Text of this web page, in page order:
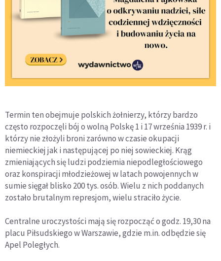
Termin ten obejmuje polskich żołnierzy, którzy bardzo
często rozpoczęli bój o wolną Polskę 1 i 17 września 1939 r. i
którzy nie złożyli broni zarówno w czasie okupacji
niemieckiej jak i następującej po niej sowieckiej. Krąg
zmieniających się ludzi podziemia niepodległościowego
oraz konspiracji młodzieżowej w latach powojennych w
sumie sięgał blisko 200 tys. osób. Wielu z nich poddanych
zostało brutalnym represjom, wielu straciło życie.
Centralne uroczystości mają się rozpocząć o godz. 19,30 na
placu Piłsudskiego w Warszawie, gdzie m.in. odbędzie się
Apel Poległych.